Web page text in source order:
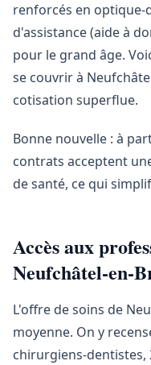
renforcés en optique-
d'assistance (aide à
pour le grand âge.
se couvrir à
cotisation superflue.
Bonne nouvelle : à
contrats acceptent
de santé, ce qui
Accès aux
Neufchâtel-en-
L'offre de soins de
moyenne. On y
chirurgiens-dentistes,